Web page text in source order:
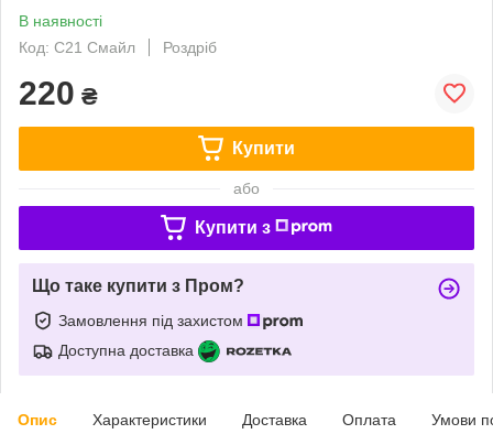
В наявності
Код: C21 Смайл
Роздріб
220 ₴
Купити
або
Купити з
Що таке купити з Пром?
Замовлення під захистом
Доступна доставка
Опис Характеристики Доставка Оплата Умови